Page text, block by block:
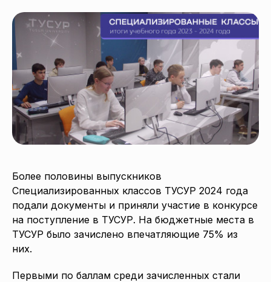
Более половины выпускников
Специализированных классов ТУСУР 2024 года
подали документы и приняли участие в конкурсе
на поступление в ТУСУР. На бюджетные места в
ТУСУР было зачислено впечатляющие 75% из
них.
Первыми по баллам среди зачисленных стали